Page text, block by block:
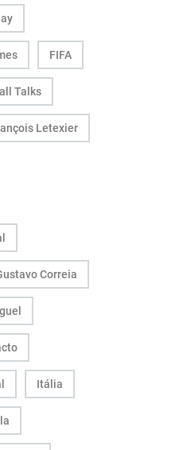
FIFA
Talks
Letexier
Correia
Itália